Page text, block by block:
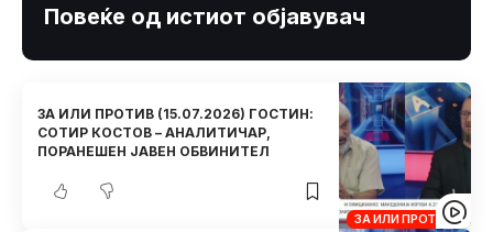
Повеќе од истиот објавувач
ЗА ИЛИ ПРОТИВ
ЗА ИЛИ ПРОТИВ (15.07.2026) ГОСТИН:
СОТИР КОСТОВ – АНАЛИТИЧАР,
ПОРАНЕШЕН ЈАВЕН ОБВИНИТЕЛ